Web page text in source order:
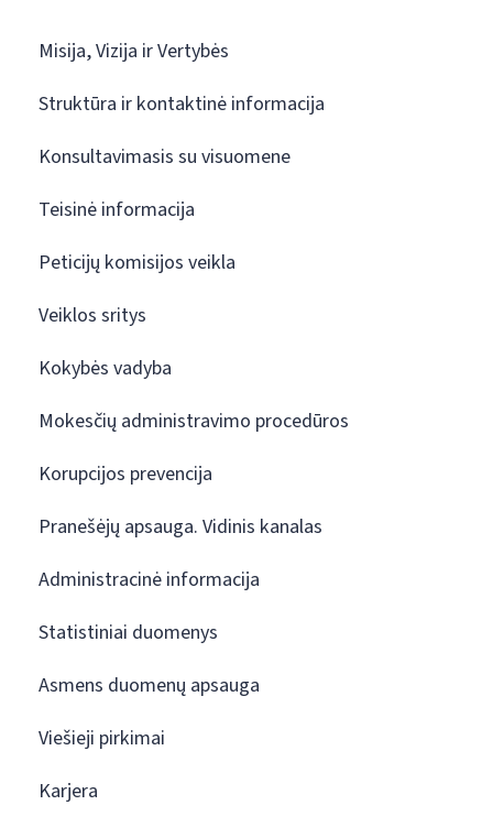
Misija, Vizija ir Vertybės
Struktūra ir kontaktinė informacija
Konsultavimasis su visuomene
Teisinė informacija
Peticijų komisijos veikla
Veiklos sritys
Kokybės vadyba
Mokesčių administravimo procedūros
Korupcijos prevencija
Pranešėjų apsauga. Vidinis kanalas
Administracinė informacija
Statistiniai duomenys
Asmens duomenų apsauga
Viešieji pirkimai
Karjera